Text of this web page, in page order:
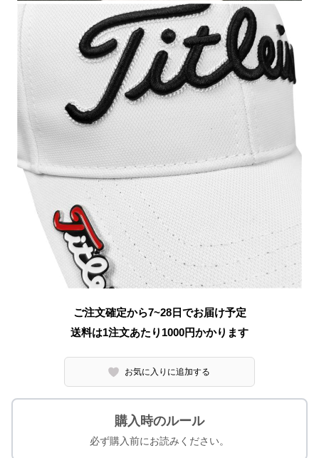
ご注文確定から7~28日でお届け予定
送料は1注文あたり 1000円かかります
お気に入りに追加する
購入時のルール
必ず購入前にお読みください。